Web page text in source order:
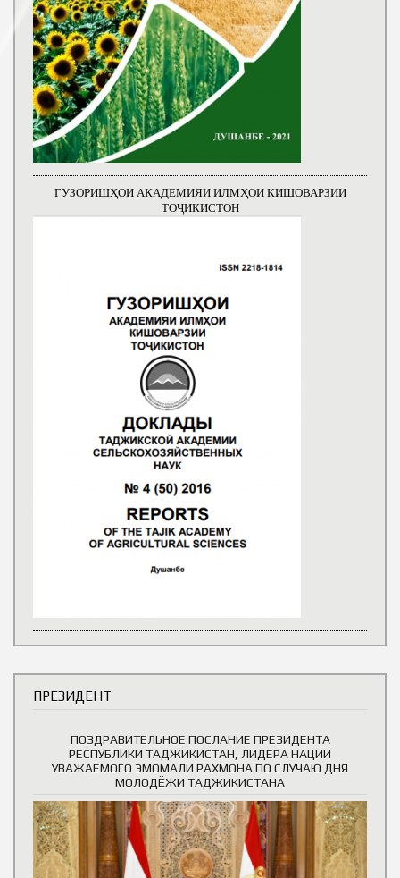
ГУЗОРИШҲОИ АКАДЕМИЯИ ИЛМҲОИ КИШОВАРЗИИ
ТОҶИКИСТОН
ПРЕЗИДЕНТ
ПОЗДРАВИТЕЛЬНОЕ ПОСЛАНИЕ ПРЕЗИДЕНТА
РЕСПУБЛИКИ ТАДЖИКИСТАН, ЛИДЕРА НАЦИИ
УВАЖАЕМОГО ЭМОМАЛИ РАХМОНА ПО СЛУЧАЮ ДНЯ
МОЛОДЁЖИ ТАДЖИКИСТАНА